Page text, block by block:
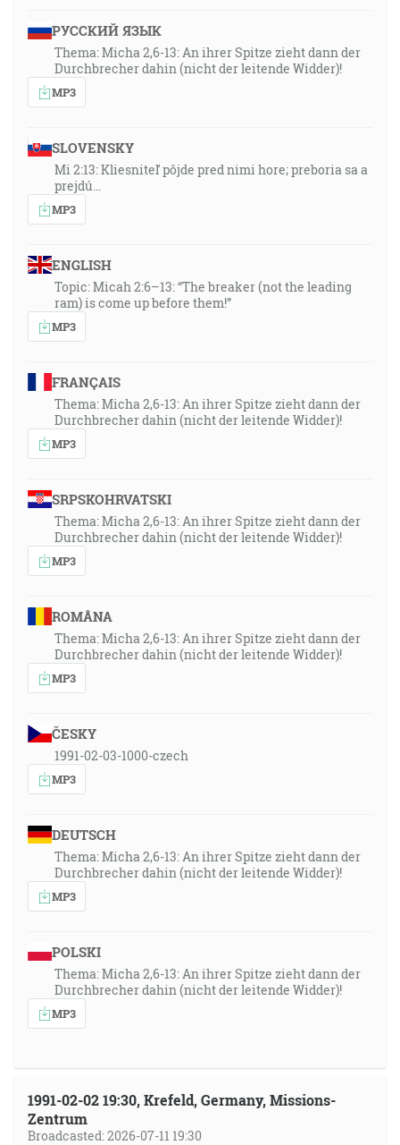
РУССКИЙ ЯЗЫК
Thema: Micha 2,6-13: An ihrer Spitze zieht dann der
Durchbrecher dahin (nicht der leitende Widder)!
MP3
SLOVENSKY
Mi 2:13: Kliesniteľ pôjde pred nimi hore; preboria sa a
prejdú…
MP3
ENGLISH
Topic: Micah 2:6–13: “The breaker (not the leading
ram) is come up before them!”
MP3
FRANÇAIS
Thema: Micha 2,6-13: An ihrer Spitze zieht dann der
Durchbrecher dahin (nicht der leitende Widder)!
MP3
SRPSKOHRVATSKI
Thema: Micha 2,6-13: An ihrer Spitze zieht dann der
Durchbrecher dahin (nicht der leitende Widder)!
MP3
ROMÂNA
Thema: Micha 2,6-13: An ihrer Spitze zieht dann der
Durchbrecher dahin (nicht der leitende Widder)!
MP3
ČESKY
1991-02-03-1000-czech
MP3
DEUTSCH
Thema: Micha 2,6-13: An ihrer Spitze zieht dann der
Durchbrecher dahin (nicht der leitende Widder)!
MP3
POLSKI
Thema: Micha 2,6-13: An ihrer Spitze zieht dann der
Durchbrecher dahin (nicht der leitende Widder)!
MP3
1991-02-02 19:30, Krefeld, Germany, Missions-
Zentrum
Broadcasted: 2026-07-11 19:30